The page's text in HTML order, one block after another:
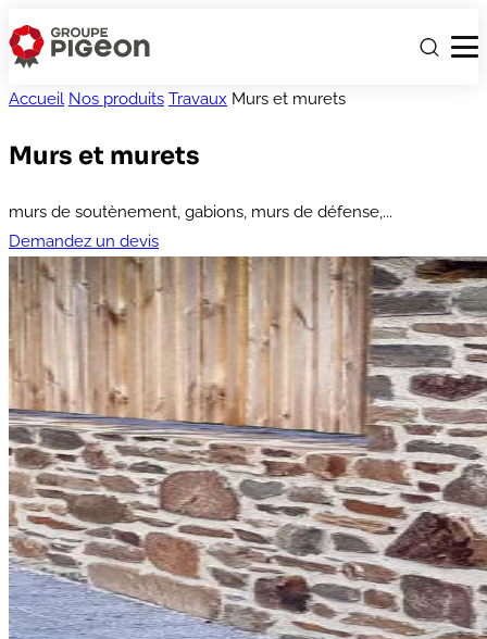
Accueil Nos produits Travaux Murs et murets
Murs et murets
murs de soutènement, gabions, murs de défense,...
Demandez un devis